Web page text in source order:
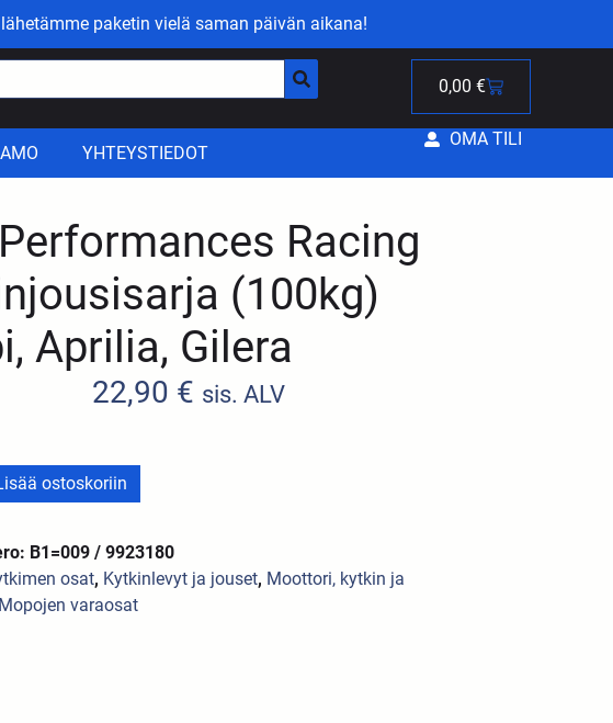
paketin vielä saman päivän aikana!
0,00 €
YHTEYSTIEDOT
OMA TILI
Racing
(100kg)
Aprilia, Gilera
22,90 € sis. ALV
ostoskoriin
B1=009 / 9923180
osat, Kytkinlevyt ja jouset, Moottori, kytkin ja
Mopojen varaosat